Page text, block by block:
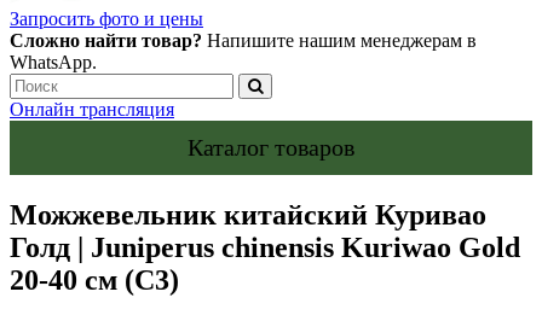
Запросить фото и цены
Сложно найти товар? Напишите нашим менеджерам в
WhatsApp.
Онлайн трансляция
Каталог товаров
Можжевельник китайский Куривао
Голд | Juniperus chinensis Kuriwao Gold
20-40 см (С3)